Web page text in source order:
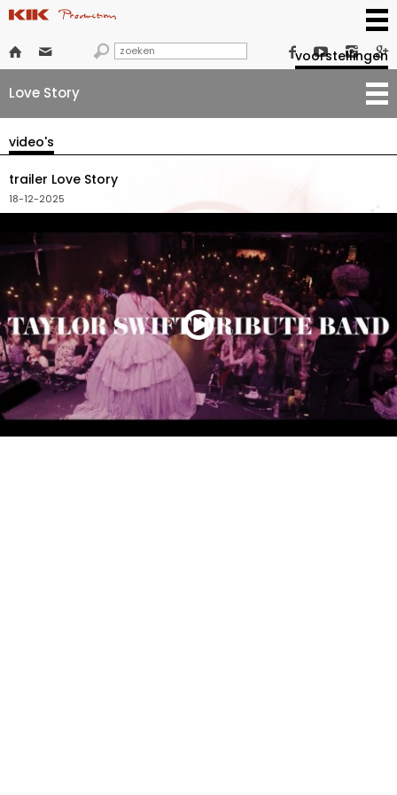
      
voorstellingen
Love Story
video's
trailer Love Story
18-12-2025